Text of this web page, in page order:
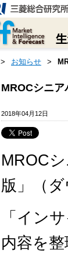
> お知らせ >
MROCシニ
2018年04月12日
MROC
版」（
「イン
内容を